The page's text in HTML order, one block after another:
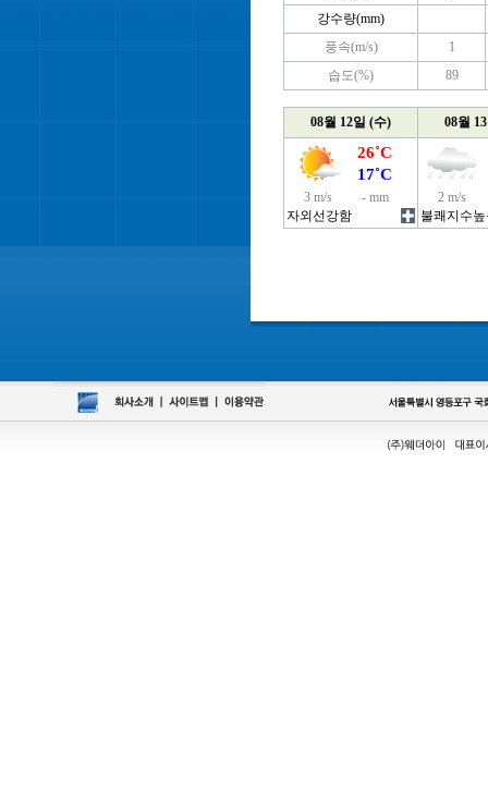
강수량(mm)
풍속(m/s)
1
습도(%)
89
08월 12일 (수) 08월
26˚C
17˚C
3 m/s
- mm
자외선강함
2 m/s
불쾌지수